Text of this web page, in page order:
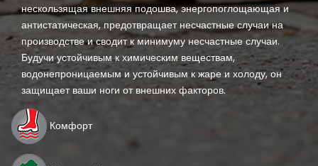
нескользящая внешняя подошва, энергопоглощающая и
антистатическая, предотвращает несчастные случаи на
производстве и сводит к минимуму несчастные случаи.
Будучи устойчивым к химическим веществам,
водонепроницаемым и устойчивым к жаре и холоду, он
защищает ваши ноги от внешних факторов.
Комфорт